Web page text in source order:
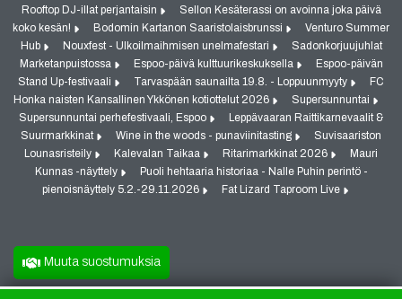
Rooftop DJ-illat perjantaisin
Sellon Kesäterassi on avoinna joka päivä
koko kesän!
Bodomin Kartanon Saaristolaisbrunssi
Venturo Summer
Hub
Nouxfest - Ulkoilmaihmisen unelmafestari
Sadonkorjuujuhlat
Marketanpuistossa
Espoo-päivä kulttuurikeskuksella
Espoo-päivän
Stand Up-festivaali
Tarvaspään saunailta 19.8. - Loppuunmyyty
FC
Honka naisten Kansallinen Ykkönen kotiottelut 2026
Supersunnuntai
Supersunnuntai perhefestivaali, Espoo
Leppävaaran Raittikarnevaalit &
Suurmarkkinat
Wine in the woods - punaviinitasting
Suvisaariston
Lounasristeily
Kalevalan Taikaa Ritarimarkkinat 2026
Mauri
Kunnas -näyttely
Puoli hehtaaria historiaa - Nalle Puhin perintö -
pienoisnäyttely 5.2.-29.11.2026
Fat Lizard Taproom Live
Muuta suostumuksia